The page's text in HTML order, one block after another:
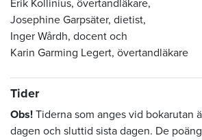
Erik Kollinius, övertandläkare,
Josephine Garpsäter, dietist,
Inger Wårdh, docent och
Karin Garming Legert, övertandläkare
Tider
Obs! Tiderna som anges vid bokarutan
dagen och sluttid sista dagen. De